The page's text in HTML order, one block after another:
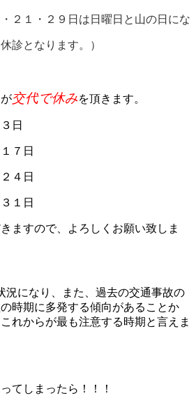
２１・２９日は日曜日と山の日にな
診となります。）
交代で休みを頂きます。
日
７日
４日
１日
ますので、よろしくお願い致しま
況になり、また、過去の交通事故の
時期に多発する傾向があることか
れからが最も注意する時期と言えま
てしまったら！！！